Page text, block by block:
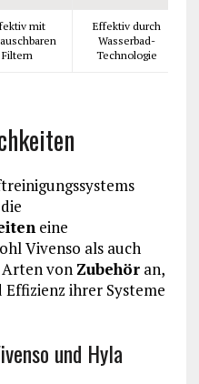
mit
Filtern
Effektiv durch
Wasserbad-
Technologie
eine
Vivenso als auch
von Zubehöran,
ihrer Systeme
und Hyla